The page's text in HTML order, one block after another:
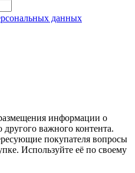
данных
информации о
важного контента.
покупателя вопросы
Используйте её по своему